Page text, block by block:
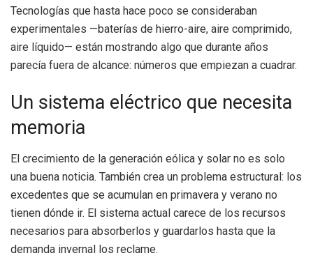
Tecnologías que hasta hace poco se consideraban
experimentales —baterías de hierro-aire, aire comprimido,
aire líquido— están mostrando algo que durante años
parecía fuera de alcance: números que empiezan a cuadrar.
Un sistema eléctrico que necesita
memoria
El crecimiento de la generación eólica y solar no es solo
una buena noticia. También crea un problema estructural: los
excedentes que se acumulan en primavera y verano no
tienen dónde ir. El sistema actual carece de los recursos
necesarios para absorberlos y guardarlos hasta que la
demanda invernal los reclame.